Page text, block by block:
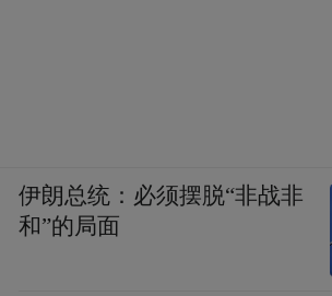
伊朗总统：必须摆脱“非战非
和”的局面